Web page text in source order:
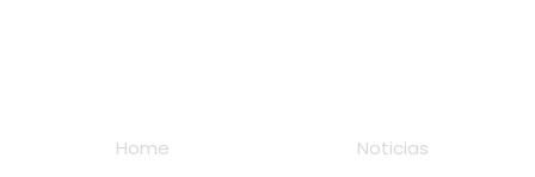
Home
Noticias